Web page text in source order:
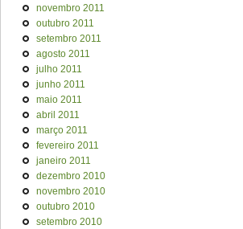
novembro 2011
outubro 2011
setembro 2011
agosto 2011
julho 2011
junho 2011
maio 2011
abril 2011
março 2011
fevereiro 2011
janeiro 2011
dezembro 2010
novembro 2010
outubro 2010
setembro 2010